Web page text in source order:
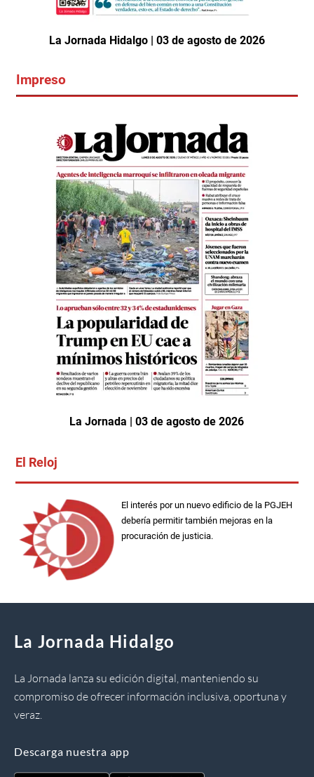
La Jornada Hidalgo | 03 de agosto de 2026
Impreso
La Jornada | 03 de agosto de 2026
El Reloj
El interés por un nuevo edificio de la PGJEH
debería permitir también mejoras en la
procuración de justicia.
La Jornada Hidalgo
La Jornada lanza su edición digital, manteniendo su
compromiso de ofrecer información inclusiva, oportuna y
veraz.
Descarga nuestra app